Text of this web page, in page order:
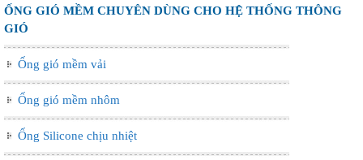
ỐNG GIÓ MỀM CHUYÊN DÙNG CHO HỆ THỐNG THÔNG
GIÓ
Ống gió mềm vải
Ống gió mềm nhôm
Ống Silicone chịu nhiệt